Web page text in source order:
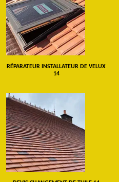
RÉPARATEUR INSTALLATEUR DE VELUX
14